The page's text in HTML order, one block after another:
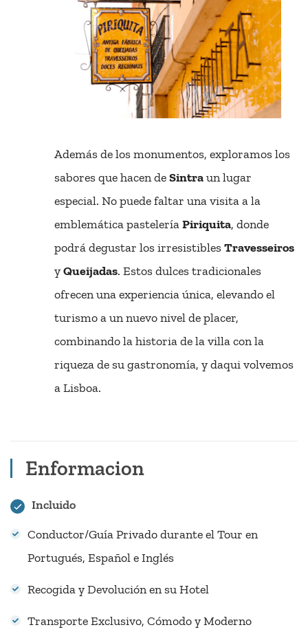
Además de los monumentos, exploramos los
sabores que hacen deSintraun lugar
especial. No puede faltar una visita a la
emblemática pasteleríaPiriquita, donde
podrá degustar los irresistiblesTravesseiros
yQueijadas. Estos dulces tradicionales
ofrecen una experiencia única, elevando el
turismo a un nuevo nivel de placer,
combinando la historia de la villa con la
riqueza de su gastronomía, y daqui volvemos
a Lisboa.
Enformacion
Incluido
Conductor/Guía Privado durante el Tour en
Portugués, Español e Inglés
Recogida y Devolución en su Hotel
Transporte Exclusivo, Cómodo y Moderno